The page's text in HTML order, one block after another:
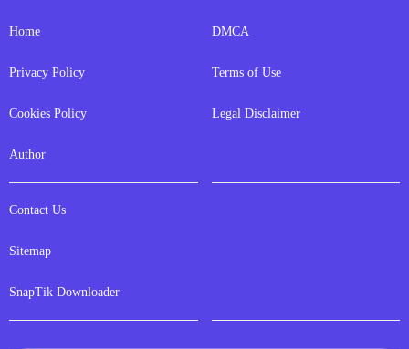
Home
Privacy Policy
Cookies Policy
Author
DMCA
Terms of Use
Legal Disclaimer
Contact Us
Sitemap
SnapTik Downloader